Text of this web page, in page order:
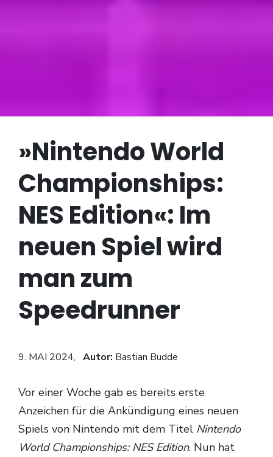
»Nintendo World
Championships:
NES Edition«: Im
neuen Spiel wird
man zum
Speedrunner
9. MAI 2024, Autor: Bastian Budde
Vor einer Woche gab es bereits erste
Anzeichen für die Ankündigung eines neuen
Spiels von Nintendo mit dem Titel Nintendo
World Championships: NES Edition. Nun hat